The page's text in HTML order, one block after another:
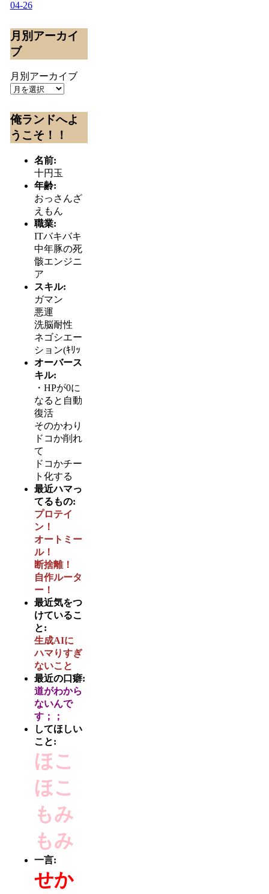
04-26
月別アーカイ
ブ
月別アーカイブ
俺ランドへよ
うこそ！！
名前:
十円玉
年齢:
おっさんざ
えもん
職業:
ITバキバキ
中年豚の死
骸エンジニ
ア
スキル:
ガマン
悪運
洗脳耐性
ネゴシエー
ション(ｷﾘｯ
オーバース
キル:
・HPが0に
なると自動
復活
そのかわり
ドコか削れ
て
ドコかチー
ト化する
最近ハマっ
てるもの:
プロテイ
ン！
オートミー
ル！
断捨離！
自作ルータ
ー！
最近気をつ
けているこ
と:
生成AIに
ハマりすぎ
ないこと
最近の口癖:
道がわから
ないんで
す；；
してほしい
こと:
ほこ
ほこ
もみ
もみ
一言:
せか